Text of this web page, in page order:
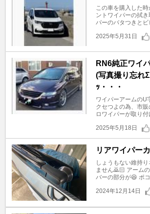
この車を購入した
ントワイパーの拭
パーのバタつきと
2025年5月31日
RN6純正ワイ
(写真撮り忘れ
ｯ・・・
ワイパーアームのU
クセつよの為、市
ロワイパーが取り
2025年5月18日
リアワイパー
しょうもない維持
ません🙇🏻 アーム
バーの部分が😆 ポ
2024年12月14日